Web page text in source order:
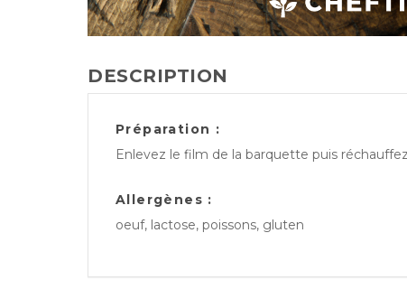
DESCRIPTION
Préparation :
Enlevez le film de la barquette puis
Allergènes :
oeuf, lactose, poissons, gluten